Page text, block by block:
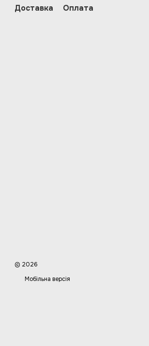
Доставка Оплата
© 2026
Мобільна версія